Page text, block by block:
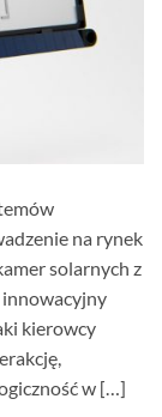
na rynek
solarnych z
innowacyjny
kierowcy
w […]